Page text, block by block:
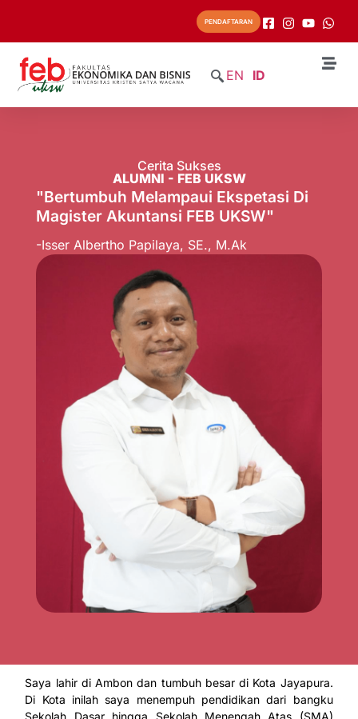
PENDAFTARAN
EN ID
Cerita Sukses
ALUMNI - FEB UKSW
"Bertumbuh Melampaui Ekspetasi Di
Magister Akuntansi FEB UKSW"
-Isser Albertho Papilaya, SE., M.Ak
Saya lahir di Ambon dan tumbuh besar di Kota Jayapura.
Di Kota inilah saya menempuh pendidikan dari bangku
Sekolah Dasar hingga Sekolah Menengah Atas (SMA)